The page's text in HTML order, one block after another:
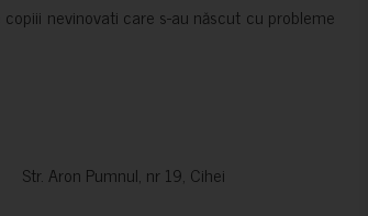
nevinovati care s-au născut cu probleme
Aron Pumnul, nr 19, Cihei